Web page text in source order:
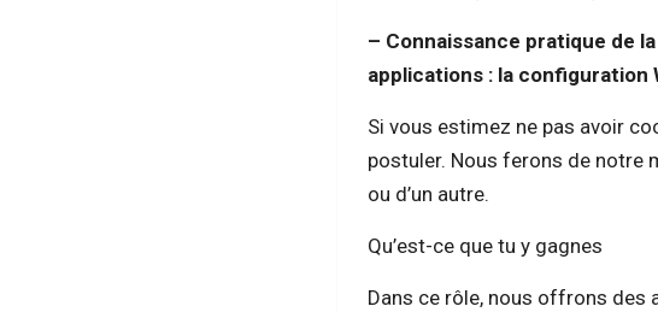
– Connaissance pratique de
applications : la
Si vous estimez ne pas avoir
postuler. Nous ferons de notre
ou d’un autre.
Qu’est-ce que tu y gagnes
Dans ce rôle, nous offrons des